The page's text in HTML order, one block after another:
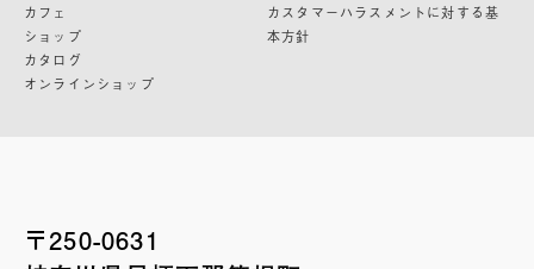
カフェ
ショップ
カタログ
オンラインショップ
カスタマーハラスメントに対する基
本方針
〒250-0631